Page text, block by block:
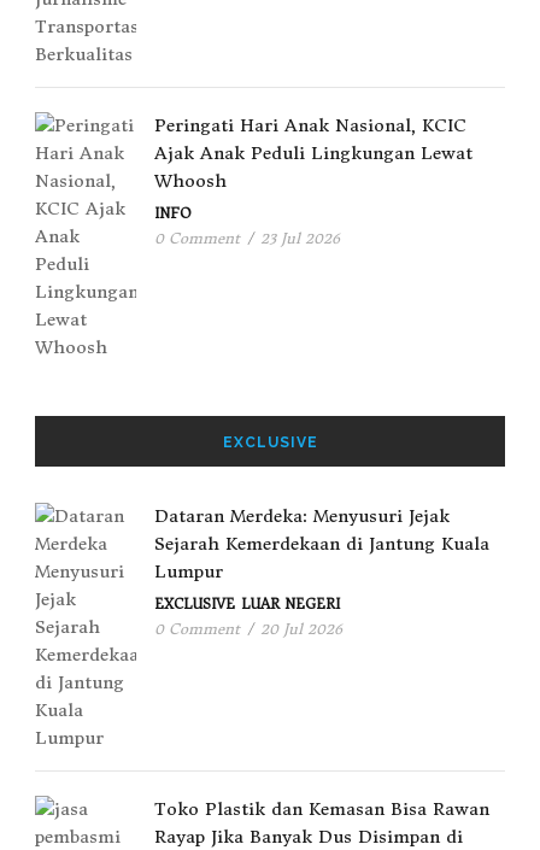
Peringati Hari Anak Nasional, KCIC
Ajak Anak Peduli Lingkungan Lewat
Whoosh
INFO
0 Comment / 23 Jul 2026
EXCLUSIVE
Dataran Merdeka: Menyusuri Jejak
Sejarah Kemerdekaan di Jantung Kuala
Lumpur
EXCLUSIVE LUAR NEGERI
0 Comment / 20 Jul 2026
Toko Plastik dan Kemasan Bisa Rawan
Rayap Jika Banyak Dus Disimpan di